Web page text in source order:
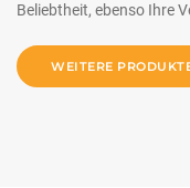
Beliebtheit, ebenso Ihre
WEITERE